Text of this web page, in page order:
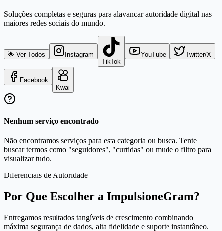
Soluções completas e seguras para alavancar autoridade digital nas
maiores redes sociais do mundo.
🌟 Ver Todos
Instagram
TikTok
YouTube Twitter/X
Facebook
Kwai
Nenhum serviço encontrado
Não encontramos serviços para esta categoria ou busca. Tente
buscar termos como "seguidores", "curtidas" ou mude o filtro para
visualizar tudo.
Diferenciais de Autoridade
Por Que Escolher a ImpulsioneGram?
Entregamos resultados tangíveis de crescimento combinando
máxima segurança de dados, alta fidelidade e suporte instantâneo.